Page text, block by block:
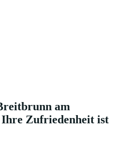
am
Ihre Zufriedenheit ist